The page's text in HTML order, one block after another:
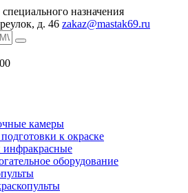
назначения
д. 46 zakaz@mastak69.ru
камеры
к окраске
оборудование